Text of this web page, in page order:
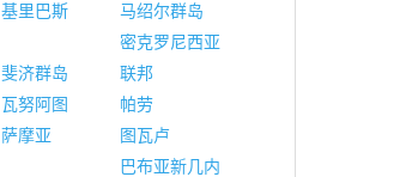
基里巴斯
马绍尔群岛
斐济群岛
密克罗尼西亚
联邦
瓦努阿图
帕劳
萨摩亚
图瓦卢
巴布亚新几内